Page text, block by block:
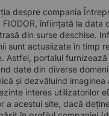
despre compania
FIODOR, înființată la
din surse deschise.
sunt actualizate în timp
Astfel, portalul
date din diverse
și dezvăluind imaginea
interes utilizatorilor
a acestui site, dacă